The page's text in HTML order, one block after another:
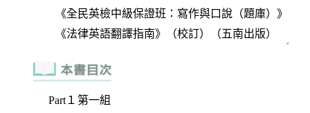
Part１第一組